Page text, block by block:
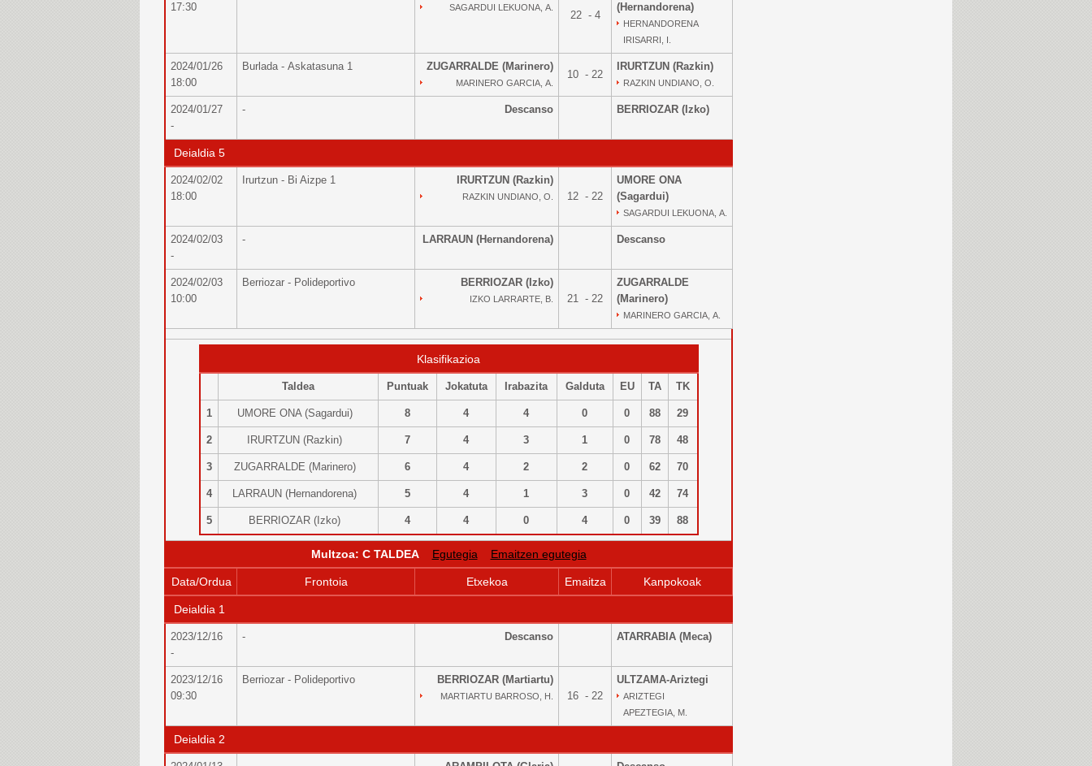
17:30
SAGARDUI LEKUONA, A.
22 - 4
(Hernandorena)
HERNANDORENA
IRISARRI, I.
2024/01/26
18:00
Burlada - Askatasuna 1 ZUGARRALDE (Marinero)
MARINERO GARCIA, A.
10 - 22
IRURTZUN (Razkin)
RAZKIN UNDIANO, O.
2024/01/27
-
- Descanso BERRIOZAR (Izko)
Deialdia 5
2024/02/02
18:00
Irurtzun - Bi Aizpe 1 IRURTZUN (Razkin)
RAZKIN UNDIANO, O. 12 - 22
UMORE ONA
(Sagardui)
SAGARDUI LEKUONA, A.
2024/02/03
-
- LARRAUN (Hernandorena) Descanso
2024/02/03
10:00
Berriozar - Polideportivo BERRIOZAR (Izko)
IZKO LARRARTE, B. 21 - 22
ZUGARRALDE
(Marinero)
MARINERO GARCIA, A.
Klasifikazioa
Taldea Puntuak Jokatuta Irabazita Galduta EU TA TK
1 UMORE ONA (Sagardui) 8 4 4 0 0 88 29
2 IRURTZUN (Razkin) 7 4 3 1 0 78 48
3 ZUGARRALDE (Marinero) 6 4 2 2 0 62 70
4 LARRAUN (Hernandorena) 5 4 1 3 0 42 74
5 BERRIOZAR (Izko) 4 4 0 4 0 39 88
Multzoa: C TALDEA Egutegia Emaitzen egutegia
Data/Ordua Frontoia Etxekoa Emaitza Kanpokoak
Deialdia 1
2023/12/16
-
- Descanso ATARRABIA (Meca)
2023/12/16
09:30
Berriozar - Polideportivo BERRIOZAR (Martiartu)
MARTIARTU BARROSO, H. 16 - 22
ULTZAMA-Ariztegi
ARIZTEGI
APEZTEGIA, M.
Deialdia 2